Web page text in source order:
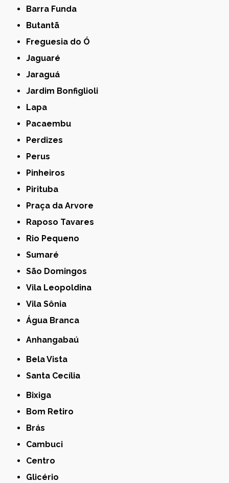
Barra Funda
Butantã
Freguesia do Ó
Jaguaré
Jaraguá
Jardim Bonfiglioli
Lapa
Pacaembu
Perdizes
Perus
Pinheiros
Pirituba
Praça da Arvore
Raposo Tavares
Rio Pequeno
Sumaré
São Domingos
Vila Leopoldina
Vila Sônia
Água Branca
Anhangabaú
Bela Vista
Santa Cecília
Bixiga
Bom Retiro
Brás
Cambuci
Centro
Glicério